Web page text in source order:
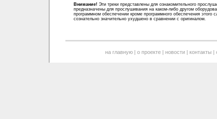
Внимание! Эти треки представлены для ознакомительного
предназначены для прослушивания на каком-либо другом
программном обеспечении кроме программного обеспечения этого
сознательно значительно ухудшено в сравнении с оригиналом.
на главную| о проекте| новости| контакты |